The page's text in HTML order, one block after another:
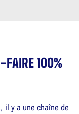
FAIRE 100%
il y a une chaîne de